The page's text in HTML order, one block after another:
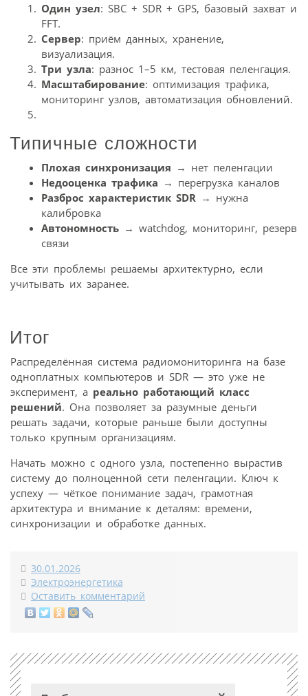
Один узел: SBC + SDR + GPS, базовый захват и
FFT.
Сервер: приём данных, хранение,
визуализация.
Три узла: разнос 1–5 км, тестовая пеленгация.
Масштабирование: оптимизация трафика,
мониторинг узлов, автоматизация обновлений.
Типичные сложности
Плохая синхронизация → нет пеленгации
Недооценка трафика → перегрузка каналов
Разброс характеристик SDR → нужна
калибровка
Автономность → watchdog, мониторинг, резерв
связи
Все эти проблемы решаемы архитектурно, если
учитывать их заранее.
Итог
Распределённая система радиомониторинга на базе
одноплатных компьютеров и SDR — это уже не
эксперимент, а реально работающий класс
решений. Она позволяет за разумные деньги
решать задачи, которые раньше были доступны
только крупным организациям.
Начать можно с одного узла, постепенно вырастив
систему до полноценной сети пеленгации. Ключ к
успеху — чёткое понимание задач, грамотная
архитектура и внимание к деталям: времени,
синхронизации и обработке данных.
30.01.2026
Электроэнергетика
Оставить комментарий